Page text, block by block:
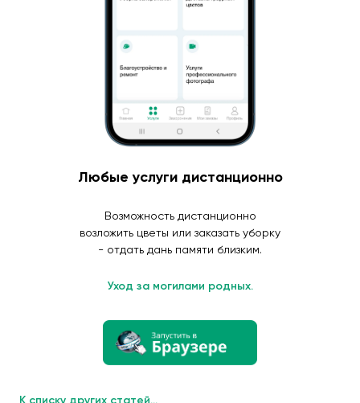
Любые услуги дистанционно
Возможность дистанционно
возложить цветы или заказать уборку
- отдать дань памяти близким.
Уход за могилами родных.
К списку других статей...